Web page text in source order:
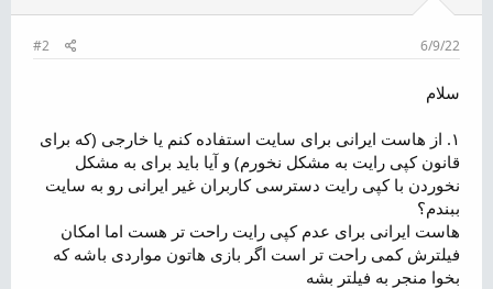
6/9/22
#2
سلام
۱. از هاست ایرانی برای سایت استفاده کنم یا خارجی (که برای
قانون کپی رایت به مشکل نخورم) و آیا باید برای به مشکل
نخوردن با کپی رایت دسترسی کاربران غیر ایرانی رو به سایت
ببندم؟
هاست ایرانی برای عدم کپی رایت راحت تر هست اما امکان
فیلترش کمی راحت تر است اگر بازی هاتون مواردی باشه که
بخوا منجر به فیلتر بشه